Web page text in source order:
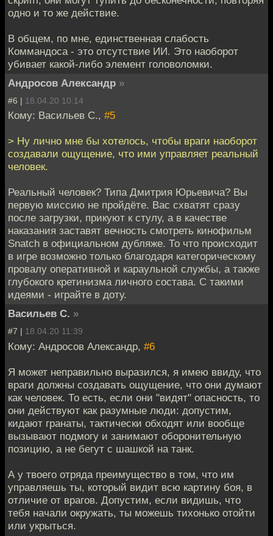
одно и то же действие.
В общем, по мне, единственная слабость
Коммандоса - это отсутствие ИИ. Это наоборот
убивает какой-либо элемент головоломки.
Андросов Александр »
#6 | 18.04.20 10:14
Кому: Васильев С., #5
> Ну лично мне бы хотелось, чтобы враги наоборот
создавали ощущение, что ими управляет реальный
человек.
Реальный человек? Типа Дмитрия Юрьевича? Вы
первую миссию не пройдёте. Вас схватят сразу
после загрузки, прикуют к стулу, а в качестве
наказания заставят вечность смотреть кинофильм
Snatch в официальном дубляже. То что происходит
в игре возможно только благодаря категорическому
провалу оперативной и караульной службы, а также
глубокого кретинизма личного состава. С такими
идеями - играйте в доту.
Васильев С. »
#7 | 18.04.20 11:39
Кому: Андросов Александр, #6
Я может неправильно выразился, я имею ввиду, что
враги должны создавать ощущение, что они думают
как человек. То есть, если они "видят" опасность, то
они действуют как разумные люди: допустим,
кидают гранаты, тактически обходят или вообще
вызывают подмогу и занимают оборонительную
позицию, а не бегут с шашкой на танк.
А у твоего отряда преимущество в том, что им
управляешь ты, который видит всю картину боя, в
отличие от врагов. Допустим, если видишь, что
тебя начали окружать, ты можешь тихонько отойти
или укрыться.